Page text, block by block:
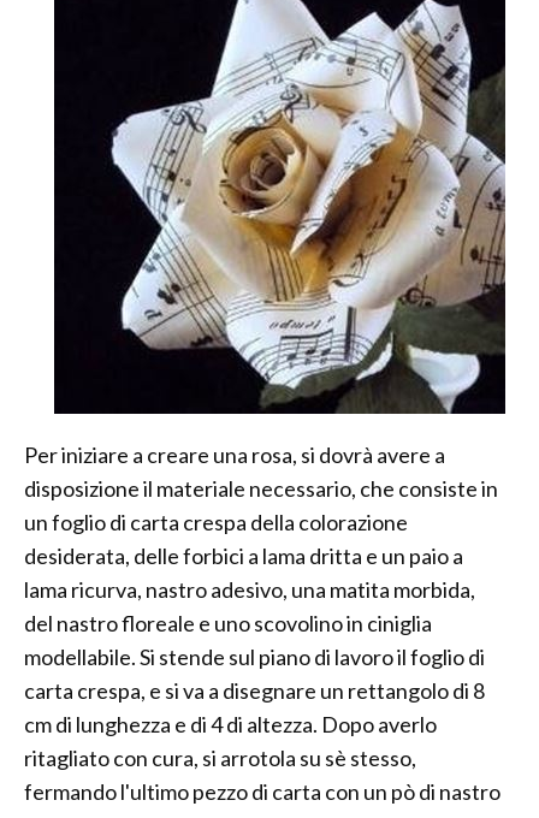
Per iniziare a creare una rosa, si dovrà avere a
disposizione il materiale necessario, che consiste in
un foglio di carta crespa della colorazione
desiderata, delle forbici a lama dritta e un paio a
lama ricurva, nastro adesivo, una matita morbida,
del nastro floreale e uno scovolino in ciniglia
modellabile. Si stende sul piano di lavoro il foglio di
carta crespa, e si va a disegnare un rettangolo di 8
cm di lunghezza e di 4 di altezza. Dopo averlo
ritagliato con cura, si arrotola su sè stesso,
fermando l'ultimo pezzo di carta con un pò di nastro